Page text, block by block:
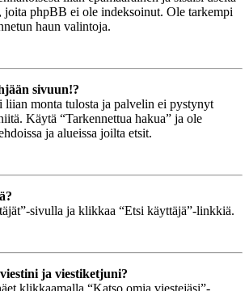
joita phpBB ei ole indeksoinut. Ole tarkempi
haun valintoja.
sivuun!?
liian monta tulosta ja palvelin ei pystynyt
Käytä “Tarkennettua hakua” ja ole
ja alueissa joilta etsit.
sivulla ja klikkaa “Etsi käyttäjä”-linkkiä.
ja viestiketjuni?
klikkaamalla “Katso omia viestejäsi”-